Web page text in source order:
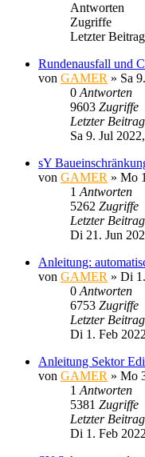
Antworten
Zugriffe
Letzter Beitrag
Rundenausfall und
von GAMER » Sa
0 Antworten
9603 Zugriffe
Letzter Beitrag
Sa 9. Jul
sY
von GAMER » Mo
1 Antworten
5262 Zugriffe
Letzter Beitrag
Di 21. Jun
Anleitung:
von GAMER » Di
0 Antworten
6753 Zugriffe
Letzter Beitrag
Di 1. Feb
Anleitung Sektor
von GAMER » Mo
1 Antworten
5381 Zugriffe
Letzter Beitrag
Di 1. Feb